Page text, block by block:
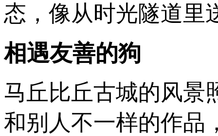
态，像从时光隧道里
相遇友善的狗
马丘比丘古城的风景
和别人不一样的作品